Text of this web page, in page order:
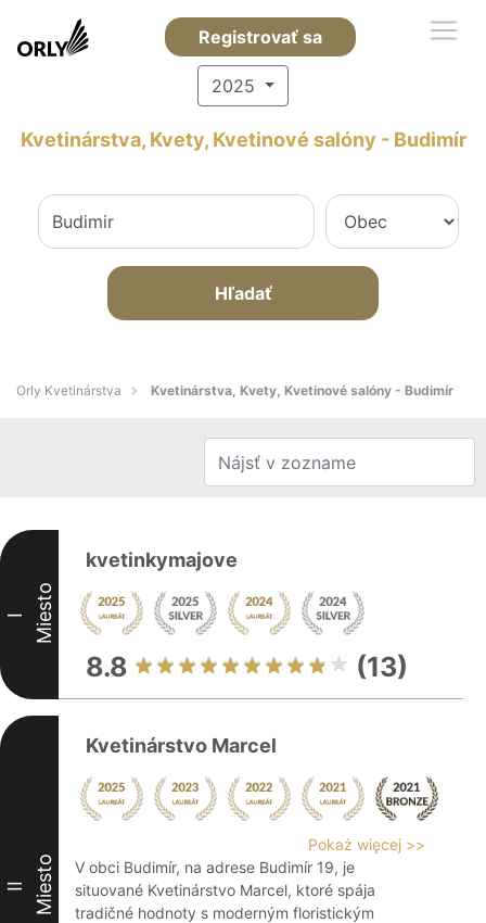
Registrovať sa
2025
Kvetinárstva, Kvety, Kvetinové salóny - Budimír
Hľadať
Orly Kvetinárstva Kvetinárstva, Kvety, Kvetinové salóny - Budimír
I Miesto
kvetinkymajove
8.8 (13)
II Miesto
Kvetinárstvo Marcel
Pokaż więcej >>
V obci Budimír, na adrese Budimír 19, je
situované Kvetinárstvo Marcel, ktoré spája
tradičné hodnoty s moderným floristickým